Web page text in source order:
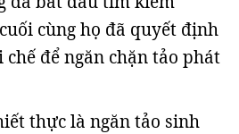
cùng họ đã quyết định
để ngăn chặn tảo phát
thực là ngăn tảo sinh